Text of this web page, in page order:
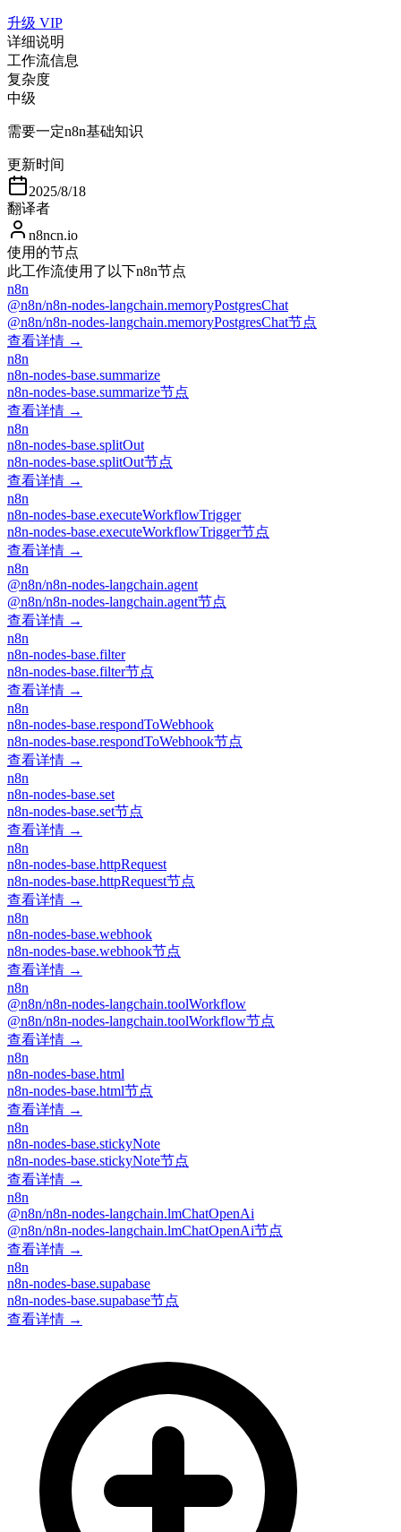
升级 VIP
详细说明
工作流信息
复杂度
中级
需要一定n8n基础知识
更新时间
2025/8/18
翻译者
n8ncn.io
使用的节点
此工作流使用了以下n8n节点
n8n
@n8n/n8n-nodes-langchain.memoryPostgresChat
@n8n/n8n-nodes-langchain.memoryPostgresChat节点
查看详情 →
n8n
n8n-nodes-base.summarize
n8n-nodes-base.summarize节点
查看详情 →
n8n
n8n-nodes-base.splitOut
n8n-nodes-base.splitOut节点
查看详情 →
n8n
n8n-nodes-base.executeWorkflowTrigger
n8n-nodes-base.executeWorkflowTrigger节点
查看详情 →
n8n
@n8n/n8n-nodes-langchain.agent
@n8n/n8n-nodes-langchain.agent节点
查看详情 →
n8n
n8n-nodes-base.filter
n8n-nodes-base.filter节点
查看详情 →
n8n
n8n-nodes-base.respondToWebhook
n8n-nodes-base.respondToWebhook节点
查看详情 →
n8n
n8n-nodes-base.set
n8n-nodes-base.set节点
查看详情 →
n8n
n8n-nodes-base.httpRequest
n8n-nodes-base.httpRequest节点
查看详情 →
n8n
n8n-nodes-base.webhook
n8n-nodes-base.webhook节点
查看详情 →
n8n
@n8n/n8n-nodes-langchain.toolWorkflow
@n8n/n8n-nodes-langchain.toolWorkflow节点
查看详情 →
n8n
n8n-nodes-base.html
n8n-nodes-base.html节点
查看详情 →
n8n
n8n-nodes-base.stickyNote
n8n-nodes-base.stickyNote节点
查看详情 →
n8n
@n8n/n8n-nodes-langchain.lmChatOpenAi
@n8n/n8n-nodes-langchain.lmChatOpenAi节点
查看详情 →
n8n
n8n-nodes-base.supabase
n8n-nodes-base.supabase节点
查看详情 →